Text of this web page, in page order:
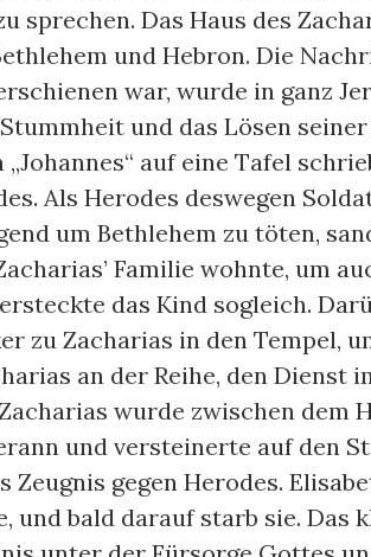
sprechen. Das Haus des
und Hebron. Die
war, wurde in ganz
und das Lösen
„Johannes“ auf eine Tafel
Als Herodes deswegen
um Bethlehem zu töten,
Familie wohnte, um
das Kind sogleich.
zu Zacharias in den Tempel,
an der Reihe, den Dienst
wurde zwischen dem
und versteinerte auf den
Zeugnis gegen Herodes.
und bald darauf starb sie. Das